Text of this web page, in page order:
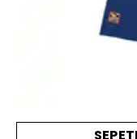
Tüm siparişleriniz